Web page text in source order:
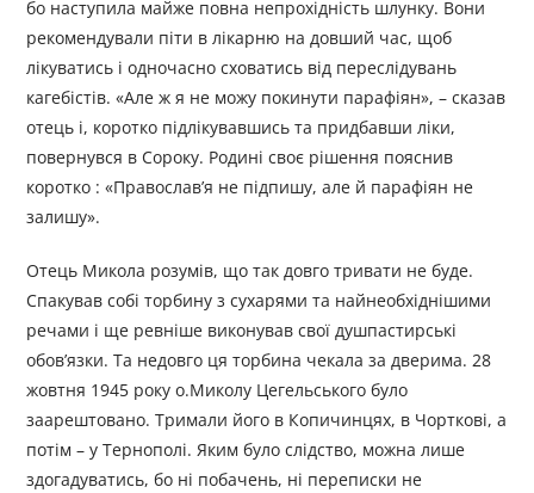
бо наступила майже повна непрохідність шлунку. Вони
рекомендували піти в лікарню на довший час, щоб
лікуватись і одночасно сховатись від переслідувань
кагебістів. «Але ж я не можу покинути парафіян», – сказав
отець і, коротко підлікувавшись та придбавши ліки,
повернувся в Сороку. Родині своє рішення пояснив
коротко : «Православ’я не підпишу, але й парафіян не
залишу».
Отець Микола розумів, що так довго тривати не буде.
Спакував собі торбину з сухарями та найнеобхіднішими
речами і ще ревніше виконував свої душпастирські
обов’язки. Та недовго ця торбина чекала за дверима. 28
жовтня 1945 року о.Миколу Цегельського було
заарештовано. Тримали його в Копичинцях, в Чорткові, а
потім – у Тернополі. Яким було слідство, можна лише
здогадуватись, бо ні побачень, ні переписки не